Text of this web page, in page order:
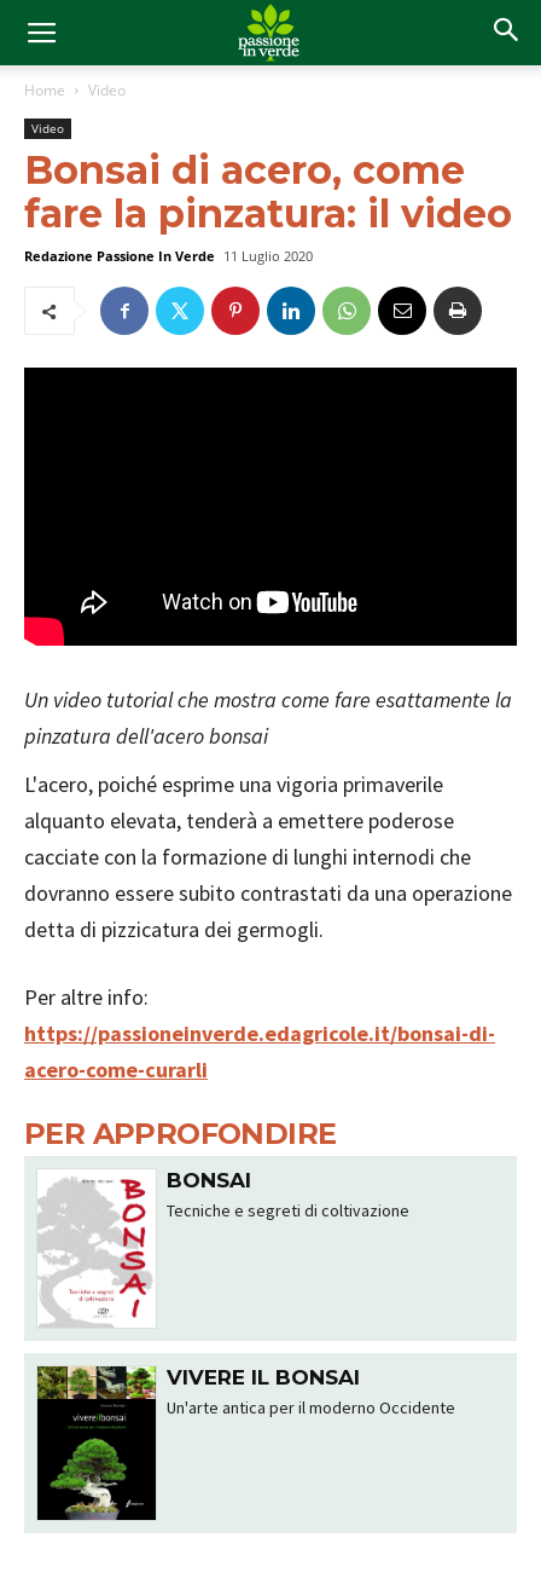
Home Video
Video
Bonsai di acero, come
fare la pinzatura: il video
Redazione Passione In Verde 11 Luglio 2020
Un video tutorial che mostra come fare esattamente la
pinzatura dell'acero bonsai
L'acero, poiché esprime una vigoria primaverile
alquanto elevata, tenderà a emettere poderose
cacciate con la formazione di lunghi internodi che
dovranno essere subito contrastati da una operazione
detta di pizzicatura dei germogli.
Per altre info:
https://passioneinverde.edagricole.it/bonsai-di-
acero-come-curarli
PER APPROFONDIRE
BONSAI
Tecniche e segreti di coltivazione
VIVERE IL BONSAI
Un'arte antica per il moderno Occidente